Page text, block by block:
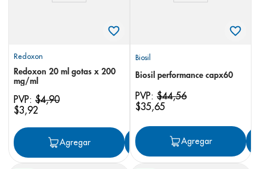
Redoxon
Redoxon 20 ml gotas x 200
mg/ml
PVP: $4,90
$3,92
Agregar Agregar
Biosil
Biosil performance capx60
PVP: $44,56
$35,65
Agregar